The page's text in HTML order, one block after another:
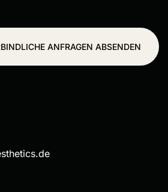
ANFRAGEN ABSENDEN